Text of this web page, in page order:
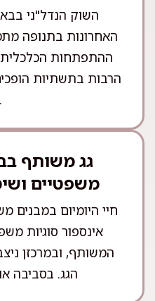
השוק הנדל"ני
האחרונות בתנופה
ההתפתחות הכלכלית
הרבות בתשתיות
גג משותף
משפטיים
חיי היומיום במבנים
אינספור סוגיות
המשותף, ובמרכזן
הגג. בסביבה